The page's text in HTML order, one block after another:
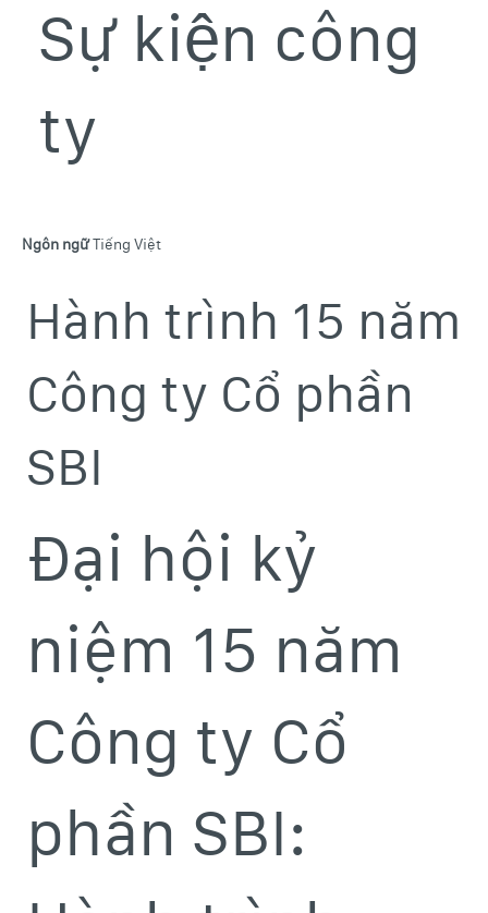
Sơ đồ trang web
Sự kiện công
ty
Ngôn ngữTiếng Việt
Hành trình 15 năm
Công ty Cổ phần
SBI
Đại hội kỷ
niệm 15 năm
Công ty Cổ
phần SBI: